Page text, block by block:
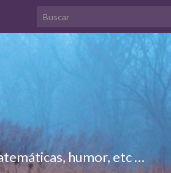
Search for:
humor, etc …